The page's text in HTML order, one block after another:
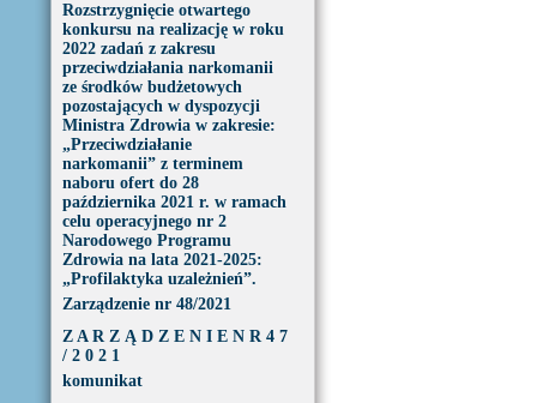
Rozstrzygnięcie otwartego
konkursu na realizację w roku
2022 zadań z zakresu
przeciwdziałania narkomanii
ze środków budżetowych
pozostających w dyspozycji
Ministra Zdrowia w zakresie:
„Przeciwdziałanie
narkomanii” z terminem
naboru ofert do 28
października 2021 r. w ramach
celu operacyjnego nr 2
Narodowego Programu
Zdrowia na lata 2021-2025:
„Profilaktyka uzależnień”.
Zarządzenie nr 48/2021
Z A R Z Ą D Z E N I E N R 4 7
/ 2 0 2 1
komunikat